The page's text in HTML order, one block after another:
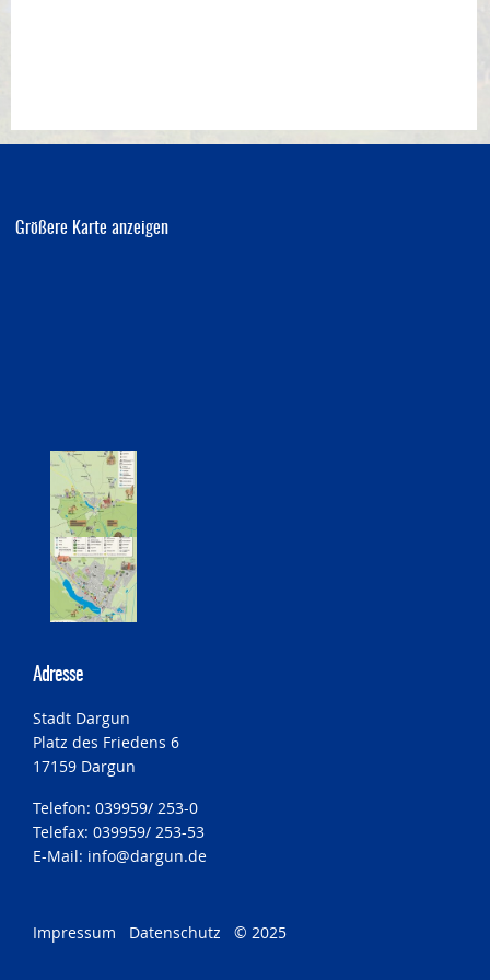
Größere Karte anzeigen
Adresse
Stadt Dargun
Platz des Friedens 6
17159 Dargun
Telefon: 039959/ 253-0
Telefax: 039959/ 253-53
E-Mail: info@dargun.de
Impressum Datenschutz © 2025
Förderung ortsteilbezogener Maßnahmen